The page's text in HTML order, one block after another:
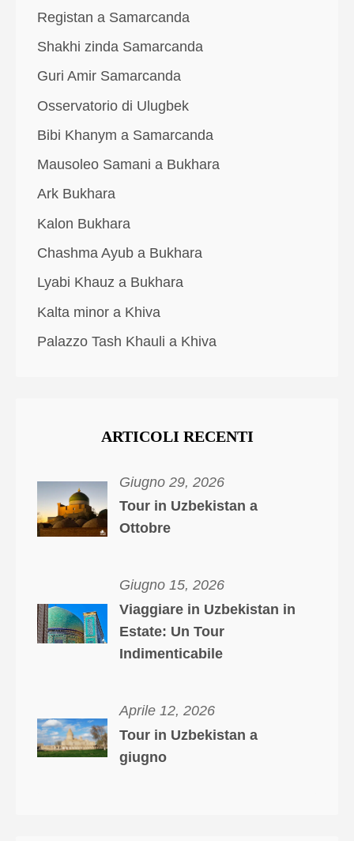
Registan a Samarcanda
Shakhi zinda Samarcanda
Guri Amir Samarcanda
Osservatorio di Ulugbek
Bibi Khanym a Samarcanda
Mausoleo Samani a Bukhara
Ark Bukhara
Kalon Bukhara
Chashma Ayub a Bukhara
Lyabi Khauz a Bukhara
Kalta minor a Khiva
Palazzo Tash Khauli a Khiva
ARTICOLI RECENTI
Giugno 29, 2026
Tour in Uzbekistan a
Ottobre
Giugno 15, 2026
Viaggiare in Uzbekistan in
Estate: Un Tour
Indimenticabile
Aprile 12, 2026
Tour in Uzbekistan a
giugno